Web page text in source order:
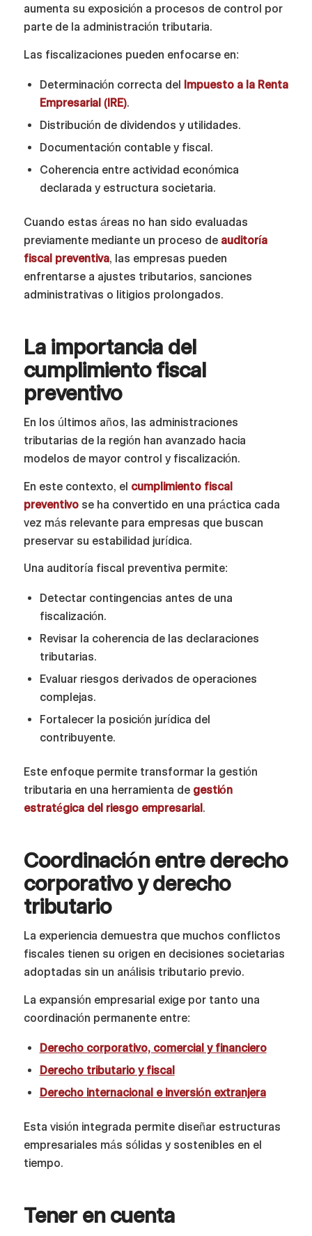
aumenta su exposición a procesos de control por
parte de la administración tributaria.
Las fiscalizaciones pueden enfocarse en:
Determinación correcta del Impuesto a la Renta
Empresarial (IRE).
Distribución de dividendos y utilidades.
Documentación contable y fiscal.
Coherencia entre actividad económica
declarada y estructura societaria.
Cuando estas áreas no han sido evaluadas
previamente mediante un proceso de auditoría
fiscal preventiva, las empresas pueden
enfrentarse a ajustes tributarios, sanciones
administrativas o litigios prolongados.
La importancia del
cumplimiento fiscal
preventivo
En los últimos años, las administraciones
tributarias de la región han avanzado hacia
modelos de mayor control y fiscalización.
En este contexto, el cumplimiento fiscal
preventivose ha convertido en una práctica cada
vez más relevante para empresas que buscan
preservar su estabilidad jurídica.
Una auditoría fiscal preventiva permite:
Detectar contingencias antes de una
fiscalización.
Revisar la coherencia de las declaraciones
tributarias.
Evaluar riesgos derivados de operaciones
complejas.
Fortalecer la posición jurídica del
contribuyente.
Este enfoque permite transformar la gestión
tributaria en una herramienta de gestión
estratégica del riesgo empresarial.
Coordinación entre derecho
corporativo y derecho
tributario
La experiencia demuestra que muchos conflictos
fiscales tienen su origen en decisiones societarias
adoptadas sin un análisis tributario previo.
La expansión empresarial exige por tanto una
coordinación permanente entre:
Derecho corporativo, comercial y financiero
Derecho tributario y fiscal
Derecho internacional e inversión extranjera
Esta visión integrada permite diseñar estructuras
empresariales más sólidas y sostenibles en el
tiempo.
Tener en cuenta